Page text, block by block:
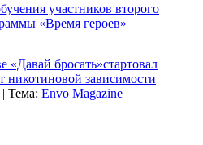
участников второго
«Время героев»
«Давай бросать»стартовал
никотиновой зависимости
| Тема: Envo Magazine